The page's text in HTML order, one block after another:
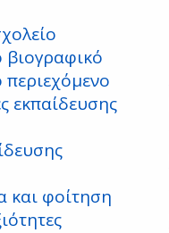
βιογραφικό
περιεχόμενο
εκπαίδευσης
και φοίτηση